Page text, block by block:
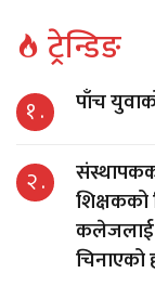
ट्रेन्डिङ
१ . पाँच
२ .
शिक्षकको
कलेजलाई
चिनाएको